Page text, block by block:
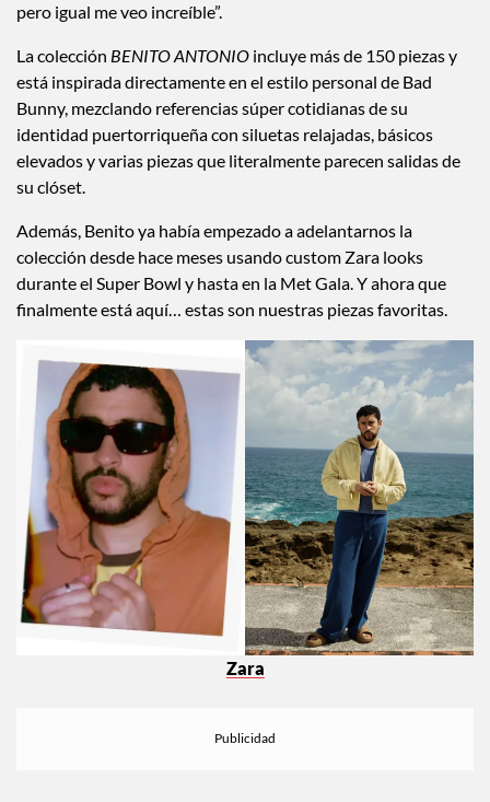
pero igual me veo increíble”.
La colección BENITO ANTONIO incluye más de 150 piezas y
está inspirada directamente en el estilo personal de Bad
Bunny, mezclando referencias súper cotidianas de su
identidad puertorriqueña con siluetas relajadas, básicos
elevados y varias piezas que literalmente parecen salidas de
su clóset.
Además, Benito ya había empezado a adelantarnos la
colección desde hace meses usando custom Zara looks
durante el Super Bowl y hasta en la Met Gala. Y ahora que
finalmente está aquí… estas son nuestras piezas favoritas.
Zara